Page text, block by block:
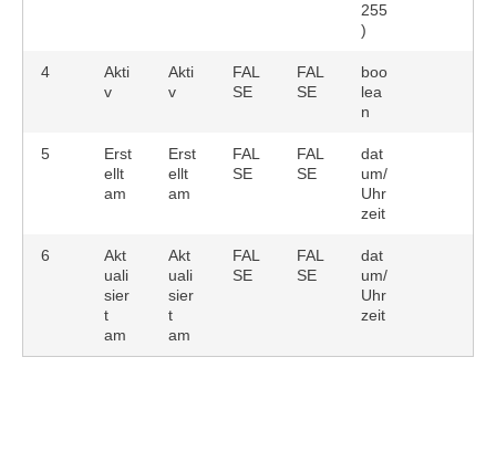
255
)
4
Akti
v
Akti
v
FAL
SE
FAL
SE
boo
lea
n
5
Erst
ellt
am
Erst
ellt
am
FAL
SE
FAL
SE
dat
um/
Uhr
zeit
6
Akt
uali
sier
t
am
Akt
uali
sier
t
am
FAL
SE
FAL
SE
dat
um/
Uhr
zeit